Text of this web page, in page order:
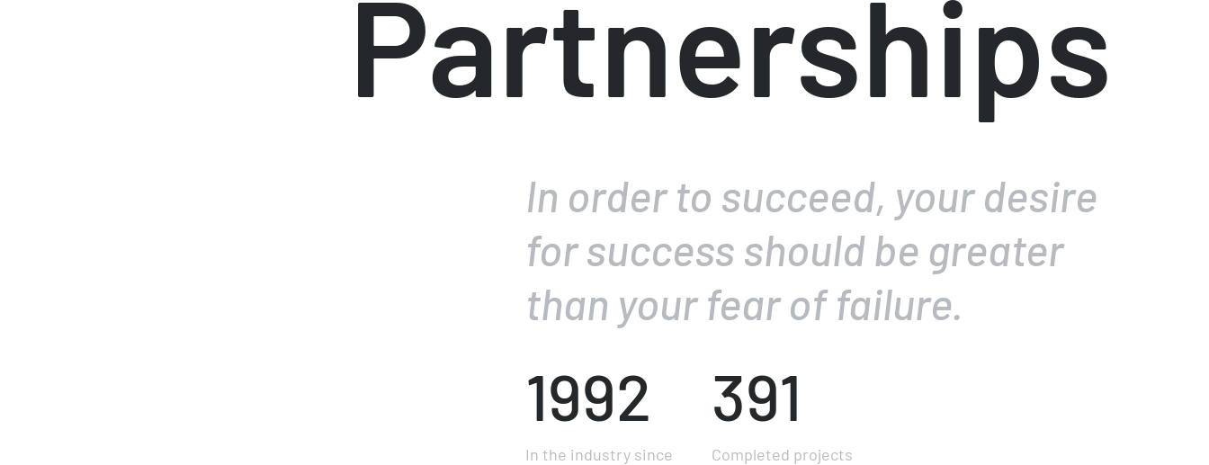
Partnerships
In order to succeed, your desire
for success should be greater
than your fear of failure.
1992
In the industry since
391
Completed projects